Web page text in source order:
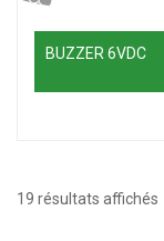
BUZZER 6VDC
19 résultats affichés